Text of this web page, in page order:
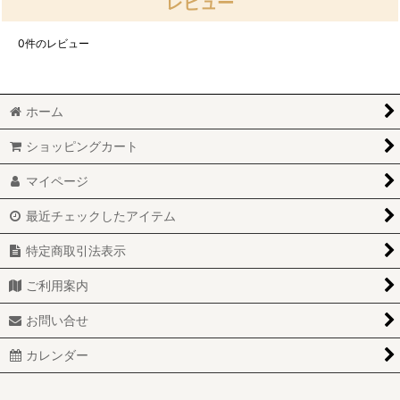
0件のレビュー
ホーム
ショッピングカート
マイページ
最近チェックしたアイテム
特定商取引法表示
ご利用案内
お問い合せ
カレンダー